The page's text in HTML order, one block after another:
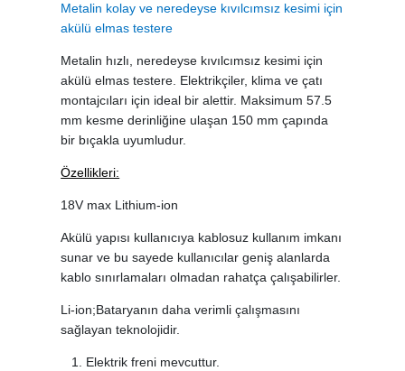
Metalin kolay ve neredeyse kıvılcımsız kesimi için
akülü elmas testere
Metalin hızlı, neredeyse kıvılcımsız kesimi için
akülü elmas testere. Elektrikçiler, klima ve çatı
montajcıları için ideal bir alettir. Maksimum 57.5
mm kesme derinliğine ulaşan 150 mm çapında
bir bıçakla uyumludur.
Özellikleri:
18V max Lithium-ion
Akülü yapısı kullanıcıya kablosuz kullanım imkanı
sunar ve bu sayede kullanıcılar geniş alanlarda
kablo sınırlamaları olmadan rahatça çalışabilirler.
Li-ion;Bataryanın daha verimli çalışmasını
sağlayan teknolojidir.
Elektrik freni mevcuttur.